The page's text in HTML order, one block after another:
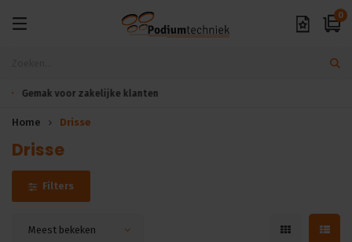
0
Exclusieve A-merken
Home Drisse
Drisse
Filters
Meest bekeken